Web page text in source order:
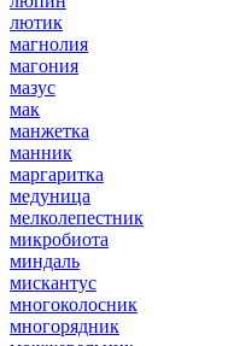
лютик
магнолия
магония
мазус
мак
манжетка
манник
маргаритка
медуница
мелколепестник
микробиота
миндаль
мискантус
многоколосник
многорядник